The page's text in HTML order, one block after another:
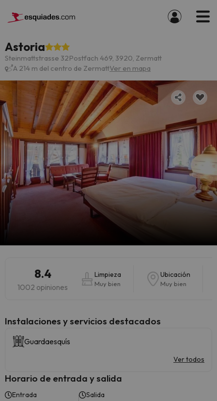
Astoria
Steinmattstrasse 32Postfach 469, 3920, Zermatt
A 214 m del centro de ZermattVer en mapa
8.4
1002 opiniones
Limpieza
Muy bien
Ubicación
Muy bien
Instalaciones y servicios destacados
Guardaesquís
Ver todos
Horario de entrada y salida
Entrada Salida